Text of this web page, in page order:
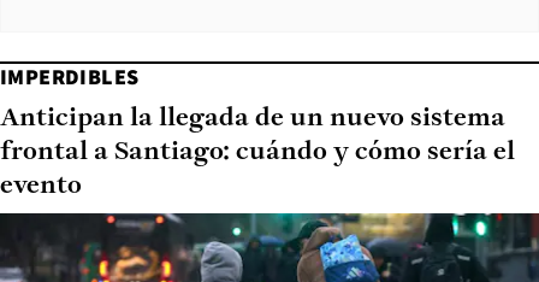
IMPERDIBLES
Anticipan la llegada de un nuevo sistema
frontal a Santiago: cuándo y cómo sería el
evento